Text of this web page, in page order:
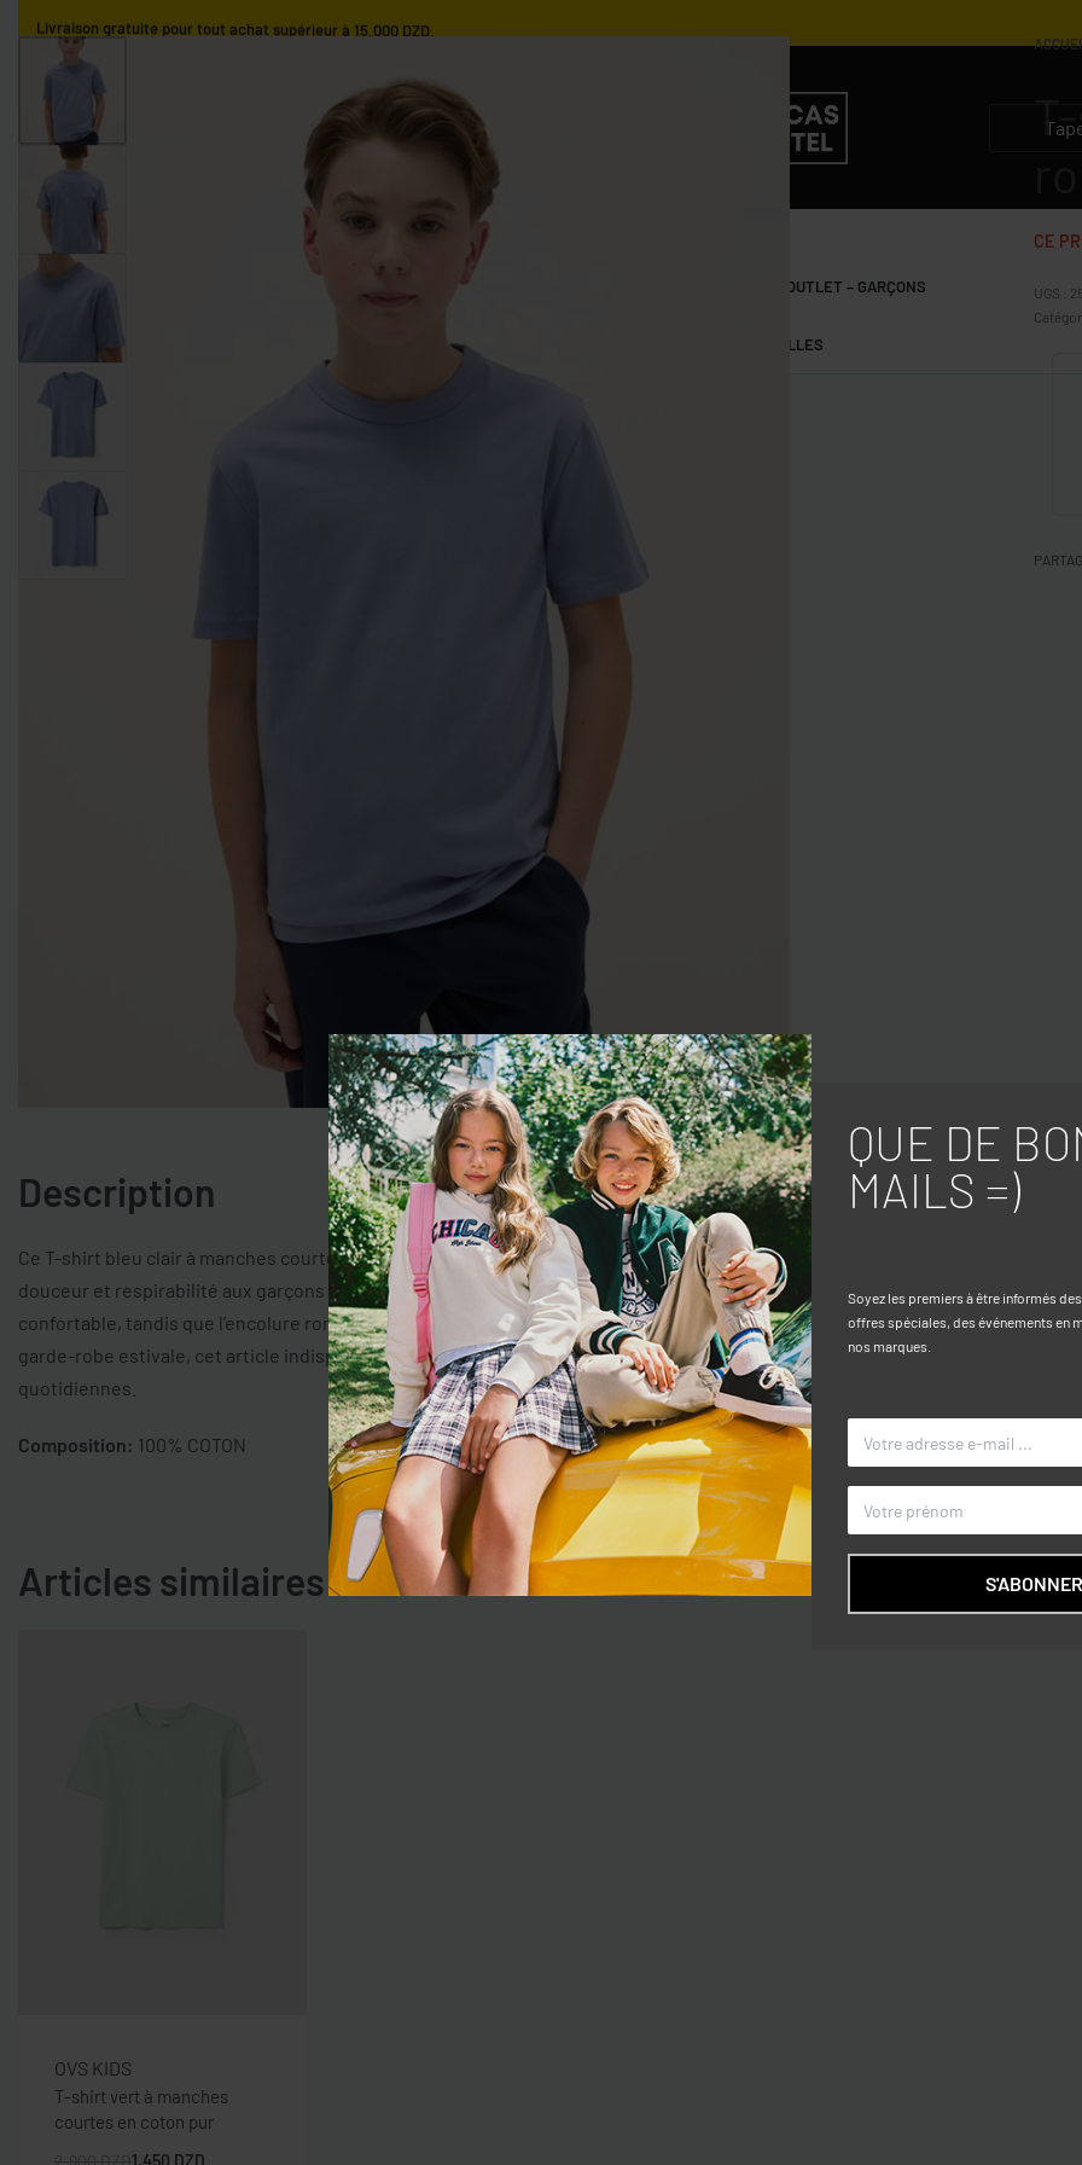
Livraison gratuite pour tout achat supérieur à 15.000 DZD.
ACCUEIL FILLES
GARÇONS 3-10 ANS OUTLET – GARÇONS
FILLES 0-9 MOIS FILLES 3-10 ANS OUTLET – FILLES
1.300
CE
Description
Ce T-shirt bleu clair à manches courtes de la ligne OVS KIDS est confectionné en pur coton, assurant
douceur et respirabilité aux garçons de 10 à 15 ans. La coupe over fit offre un ajustement
confortable, tandis que l’encolure ronde offre un look décontracté et polyvalent. Parfait pour la
garde-robe estivale, cet article indispensable garantit confort et praticité lors des activités
quotidiennes.
Composition: 100% COTON
Articles similaires
OVS KIDS
T-shirt vert à manches
courtes en coton pur
1.450 DZD
QUE DE
MAILS =)
Soyez les premiers à être informés
offres spéciales, des événements en
nos marques.
S'ABONNER